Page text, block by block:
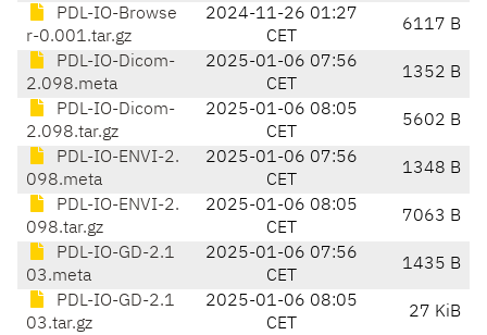
PDL-IO-Browse
r-0.001.tar.gz
2024-11-26 01:27
CET
6117 B
PDL-IO-Dicom-
2.098.meta
2025-01-06 07:56
CET
1352 B
PDL-IO-Dicom-
2.098.tar.gz
2025-01-06 08:05
CET
5602 B
PDL-IO-ENVI-2.
098.meta
2025-01-06 07:56
CET
1348 B
PDL-IO-ENVI-2.
098.tar.gz
2025-01-06 08:05
CET
7063 B
PDL-IO-GD-2.1
03.meta
2025-01-06 07:56
CET
1435 B
PDL-IO-GD-2.1
03.tar.gz
2025-01-06 08:05
CET
27 KiB